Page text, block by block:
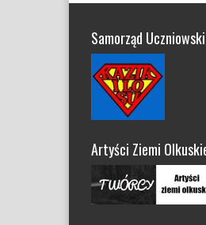
Samorząd Uczniowski
Artyści Ziemi